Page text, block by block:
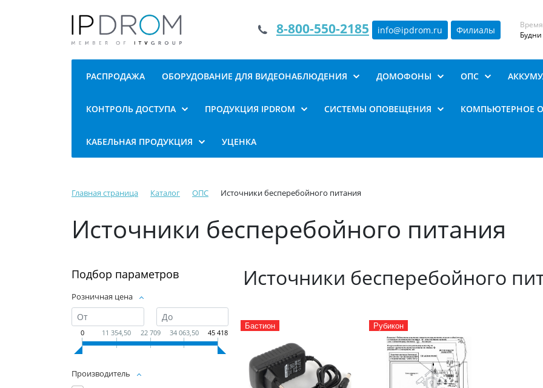
8-800-550-2185 info@ipdrom.ru Филиалы
РАСПРОДАЖА ОБОРУДОВАНИЕ ДЛЯ ВИДЕОНАБЛЮДЕНИЯ ДОМОФОНЫ ОПС
КОНТРОЛЬ ДОСТУПА ПРОДУКЦИЯ IPDROM СИСТЕМЫ ОПОВЕЩЕНИЯ КОМПЬЮТЕРНОЕ
КАБЕЛЬНАЯ ПРОДУКЦИЯ УЦЕНКА
Главная страница Каталог ОПС Источники бесперебойного питания
Источники бесперебойного питания
Подбор параметров
Розничная цена
0 11 354,50 22 709 34 063,50 45 418
Производитель
Источники бесперебойного
Бастион Рубикон